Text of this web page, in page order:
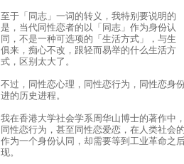
至于「同志」一词的转义，我特别要说明的
是，当代同性恋者的以「同志」作为身份认
同，不是一种可选项的「生活方式」，与生
俱来，痴心不改，跟轻而易举的什么生活方
式，区别太大了。
不过，同性恋心理，同性恋行为，同性恋身
进的历史进程。
我在香港大学社会学系周华山博士的著作中
同性恋行为，甚至同性恋爱恋，在人类社会
作为一个身份认同，却需要等到工业革命之
现。